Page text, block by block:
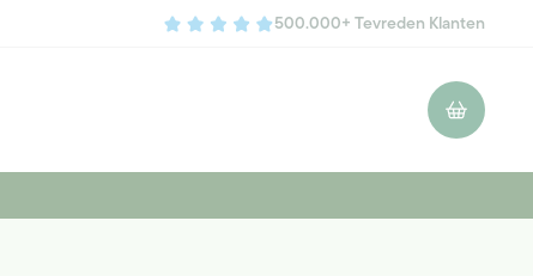
500.000+ Tevreden Klanten
Winkelwagen